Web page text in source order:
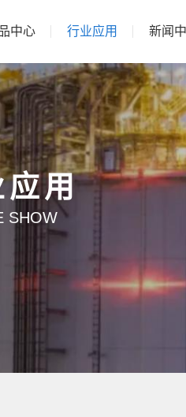
中心 行业应用 新闻
应用
SHOW